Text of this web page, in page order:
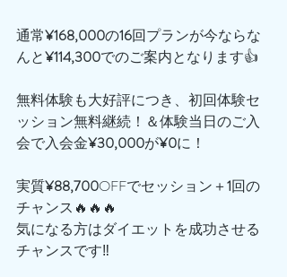
通常¥168,000の16回プランが今ならな
んと¥114,300でのご案内となります👍
無料体験も大好評につき、初回体験セ
ッション無料継続！＆体験当日のご入
会で入会金¥30,000が¥0に！
実質¥88,700OFFでセッション＋1回の
チャンス🔥🔥🔥
気になる方はダイエットを成功させる
チャンスです‼️